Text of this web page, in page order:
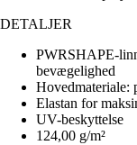
DETALJER
PWRSHAPE-
bevægelighed
Hovedmateriale:
Elastan for
UV-beskyttelse
124,00 g/m²